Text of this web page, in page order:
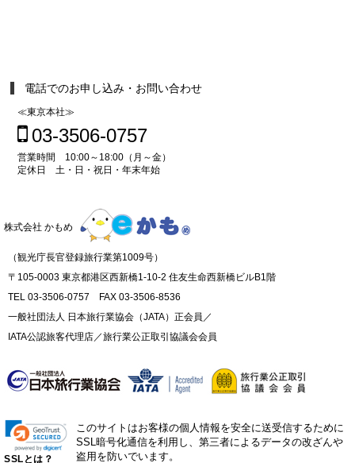
電話でのお申し込み・お問い合わせ
≪東京本社≫
03-3506-0757
営業時間 10:00～18:00（月～金）
定休日 土・日・祝日・年末年始
株式会社 かもめ
（観光庁長官登録旅行業第1009号）
〒105-0003 東京都港区西新橋1-10-2 住友生命西新橋ビルB1階
TEL 03-3506-0757 FAX 03-3506-8536
一般社団法人 日本旅行業協会（JATA）正会員／
IATA公認旅客代理店／旅行業公正取引協議会会員
SSLとは？
このサイトはお客様の個人情報を安全に送受信するために
SSL暗号化通信を利用し、第三者によるデータの改ざんや
盗用を防いでいます。